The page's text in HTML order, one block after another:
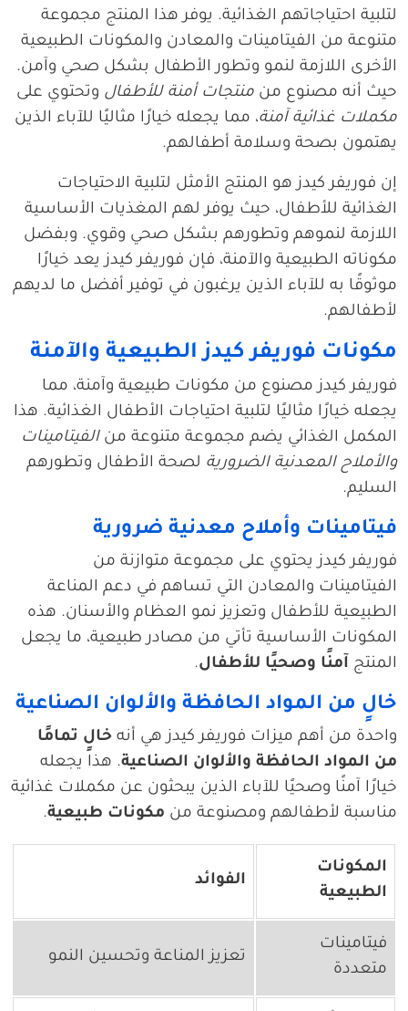
لتلبية احتياجاتهم الغذائية. يوفر هذا المنتج مجموعة
متنوعة من الفيتامينات والمعادن والمكونات الطبيعية
الأخرى اللازمة لنمو وتطور الأطفال بشكل صحي وآمن.
حيث أنه مصنوع من منتجات أمنة للأطفال وتحتوي على
مكملات غذائية آمنة، مما يجعله خيارًا مثاليًا للآباء الذين
يهتمون بصحة وسلامة أطفالهم.
إن فوريفر كيدز هو المنتج الأمثل لتلبية الاحتياجات
الغذائية للأطفال، حيث يوفر لهم المغذيات الأساسية
اللازمة لنموهم وتطورهم بشكل صحي وقوي. وبفضل
مكوناته الطبيعية والآمنة، فإن فوريفر كيدز يعد خيارًا
موثوقًا به للآباء الذين يرغبون في توفير أفضل ما لديهم
لأطفالهم.
مكونات فوريفر كيدز الطبيعية والآمنة
فوريفر كيدز مصنوع من مكونات طبيعية وآمنة، مما
يجعله خيارًا مثاليًا لتلبية احتياجات الأطفال الغذائية. هذا
المكمل الغذائي يضم مجموعة متنوعة منالفيتامينات
والأملاح المعدنية الضرورية لصحة الأطفال وتطورهم
السليم.
فيتامينات وأملاح معدنية ضرورية
فوريفر كيدز يحتوي على مجموعة متوازنة من
الفيتامينات والمعادن التي تساهم في دعم المناعة
الطبيعية للأطفال وتعزيز نمو العظام والأسنان. هذه
المكونات الأساسية تأتي من مصادر طبيعية، ما يجعل
المنتج آمنًا وصحيًا للأطفال.
خالٍ من المواد الحافظة والألوان الصناعية
واحدة من أهم ميزات فوريفر كيدز هي أنه خالٍ تمامًا
من المواد الحافظة والألوان الصناعية. هذا يجعله
خيارًا آمنًا وصحيًا للآباء الذين يبحثون عن مكملات غذائية
مناسبة لأطفالهم ومصنوعة من مكونات طبيعية.
المكونات
الطبيعية
الفوائد
فيتامينات
متعددة
تعزيز المناعة وتحسين النمو